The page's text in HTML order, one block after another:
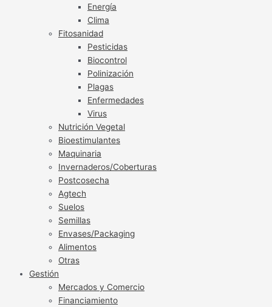
Energía
Clima
Fitosanidad
Pesticidas
Biocontrol
Polinización
Plagas
Enfermedades
Virus
Nutrición Vegetal
Bioestimulantes
Maquinaria
Invernaderos/Coberturas
Postcosecha
Agtech
Suelos
Semillas
Envases/Packaging
Alimentos
Otras
Gestión
Mercados y Comercio
Financiamiento